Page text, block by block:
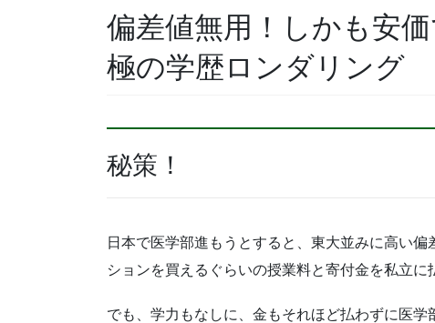
偏差値無用！しかも安
極の学歴ロンダリング
秘策！
日本で医学部進もうとすると、東大並みに高い
ションを買えるぐらいの授業料と寄付金を私立に
でも、学力もなしに、金もそれほど払わずに医